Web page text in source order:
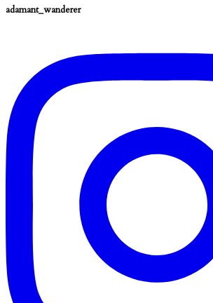
adamant_wanderer